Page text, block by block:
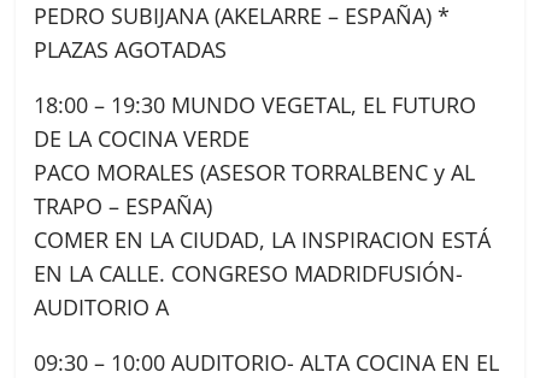
PEDRO SUBIJANA (AKELARRE – ESPAÑA) *
PLAZAS AGOTADAS
18:00 – 19:30 MUNDO VEGETAL, EL FUTURO
DE LA COCINA VERDE
PACO MORALES (ASESOR TORRALBENC y AL
TRAPO – ESPAÑA)
COMER EN LA CIUDAD, LA INSPIRACION ESTÁ
EN LA CALLE. CONGRESO MADRIDFUSIÓN-
AUDITORIO A
09:30 – 10:00 AUDITORIO- ALTA COCINA EN EL